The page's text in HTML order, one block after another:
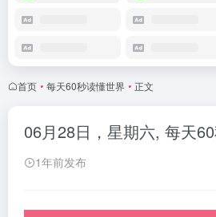
首页 • 每天60秒读懂世界 • 正文
06月28日，星期六, 每天
1年前发布